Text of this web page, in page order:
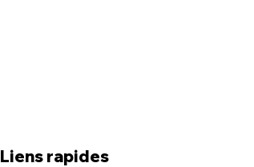
Liens rapides